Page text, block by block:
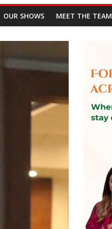
OUR SHOWS MEET THE TEAM